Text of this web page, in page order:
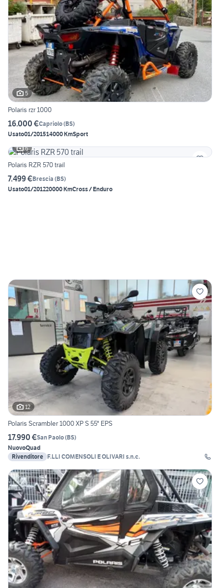
5
Polaris rzr 1000
16.000 €Capriolo(BS)
Usato01/201514000 KmSport
6
Polaris RZR 570 trail
7.499 €Brescia (BS)
Usato01/201220000 KmCross / Enduro
12
Polaris Scrambler 1000 XP S 55" EPS
17.990 €San Paolo(BS)
NuovoQuad
Rivenditore F.LLI COMENSOLI E OLIVARI s.n.c.